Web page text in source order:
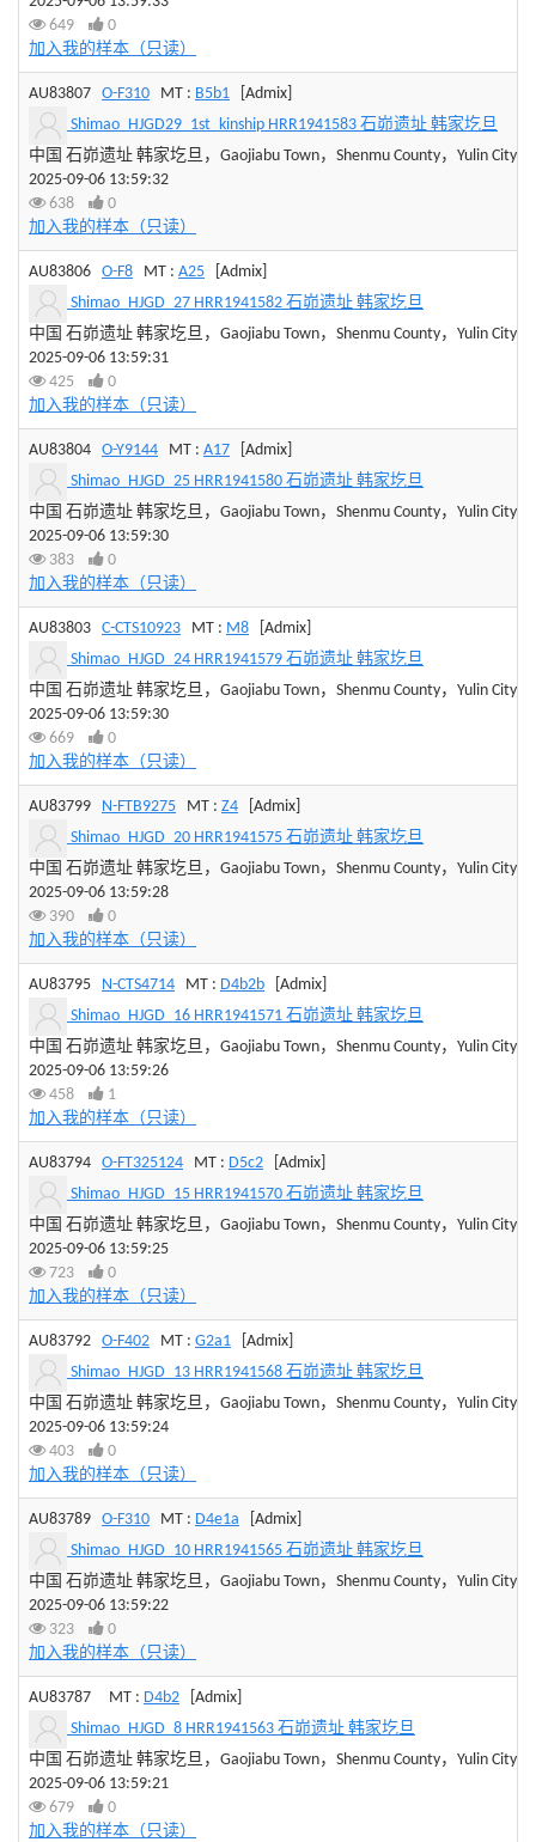
649
0
加入我的样本（只读）
AU83807 O-F310 MT : B5b1 [Admix]
Shimao_HJGD29_1st_kinship HRR1941583 石峁遗址 韩家圪旦
中国 石峁遗址 韩家圪旦，Gaojiabu Town，Shenmu County，Yulin City，
2025-09-06 13:59:32
638
0
加入我的样本（只读）
AU83806 O-F8 MT : A25 [Admix]
Shimao_HJGD_27 HRR1941582 石峁遗址 韩家圪旦
中国 石峁遗址 韩家圪旦，Gaojiabu Town，Shenmu County，Yulin City，
2025-09-06 13:59:31
425
0
加入我的样本（只读）
AU83804 O-Y9144 MT : A17 [Admix]
Shimao_HJGD_25 HRR1941580 石峁遗址 韩家圪旦
中国 石峁遗址 韩家圪旦，Gaojiabu Town，Shenmu County，Yulin City，
2025-09-06 13:59:30
383
0
加入我的样本（只读）
AU83803 C-CTS10923 MT : M8 [Admix]
Shimao_HJGD_24 HRR1941579 石峁遗址 韩家圪旦
中国 石峁遗址 韩家圪旦，Gaojiabu Town，Shenmu County，Yulin City，
2025-09-06 13:59:30
669
0
加入我的样本（只读）
AU83799 N-FTB9275 MT : Z4 [Admix]
Shimao_HJGD_20 HRR1941575 石峁遗址 韩家圪旦
中国 石峁遗址 韩家圪旦，Gaojiabu Town，Shenmu County，Yulin City，
2025-09-06 13:59:28
390
0
加入我的样本（只读）
AU83795 N-CTS4714 MT : D4b2b [Admix]
Shimao_HJGD_16 HRR1941571 石峁遗址 韩家圪旦
中国 石峁遗址 韩家圪旦，Gaojiabu Town，Shenmu County，Yulin City，
2025-09-06 13:59:26
458
1
加入我的样本（只读）
AU83794 O-FT325124 MT : D5c2 [Admix]
Shimao_HJGD_15 HRR1941570 石峁遗址 韩家圪旦
中国 石峁遗址 韩家圪旦，Gaojiabu Town，Shenmu County，Yulin City，
2025-09-06 13:59:25
723
0
加入我的样本（只读）
AU83792 O-F402 MT : G2a1 [Admix]
Shimao_HJGD_13 HRR1941568 石峁遗址 韩家圪旦
中国 石峁遗址 韩家圪旦，Gaojiabu Town，Shenmu County，Yulin City，
2025-09-06 13:59:24
403
0
加入我的样本（只读）
AU83789 O-F310 MT : D4e1a [Admix]
Shimao_HJGD_10 HRR1941565 石峁遗址 韩家圪旦
中国 石峁遗址 韩家圪旦，Gaojiabu Town，Shenmu County，Yulin City，
2025-09-06 13:59:22
323
0
加入我的样本（只读）
AU83787 MT : D4b2 [Admix]
Shimao_HJGD_8 HRR1941563 石峁遗址 韩家圪旦
中国 石峁遗址 韩家圪旦，Gaojiabu Town，Shenmu County，Yulin City，
2025-09-06 13:59:21
679
0
加入我的样本（只读）